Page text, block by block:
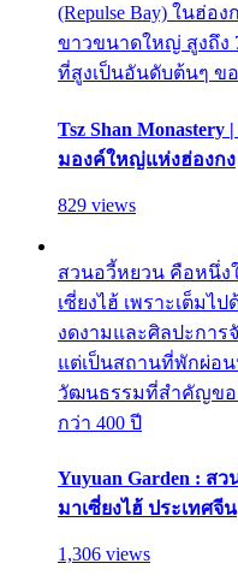
(Repulse Bay) ในฮ่อ
ขาวขนาดใหญ่ สูงถึง
ที่สูงเป็นอันดับต้นๆ ข
Tsz Shan
มองค์ใหญ่แห่งฮ่องกง
829 views
สวนอวี้หยวน คือหนึ่
เซี่ยงไฮ้ เพราะเต็ม
งดงามและศิลปะกา
แต่เป็นสถานที่พักผ่อ
วัฒนธรรมที่สำคัญขอ
กว่า 400 ปี
Yuyuan Garden : ส
มาเซี่ยงไฮ้ ประเทศจีน
1,306 views